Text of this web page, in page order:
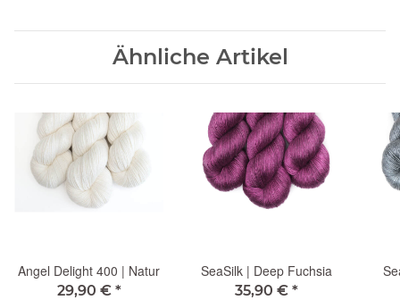
Ähnliche Artikel
Angel Delight 400 | Natur
29,90 € *
SeaSilk | Deep Fuchsia
35,90 € *